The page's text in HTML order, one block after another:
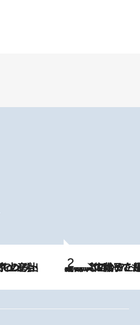
2026.8.5
【阿川佐和子さんの年とる力】なぜ70代で始めた趣味は“こんなに楽しい”のか？ ピアノ、俳句…スランプに陥っても続けられる“ある秘訣”とは